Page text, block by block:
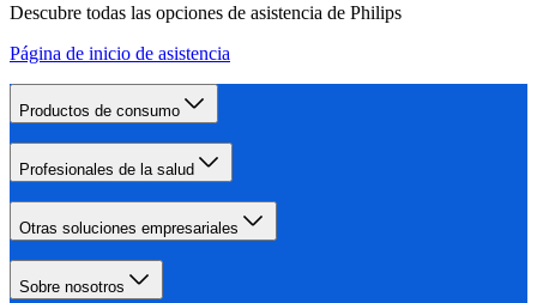
Descubre todas las opciones de asistencia de Philips
Página de inicio de asistencia
Productos de consumo
Profesionales de la salud
Otras soluciones empresariales
Sobre nosotros